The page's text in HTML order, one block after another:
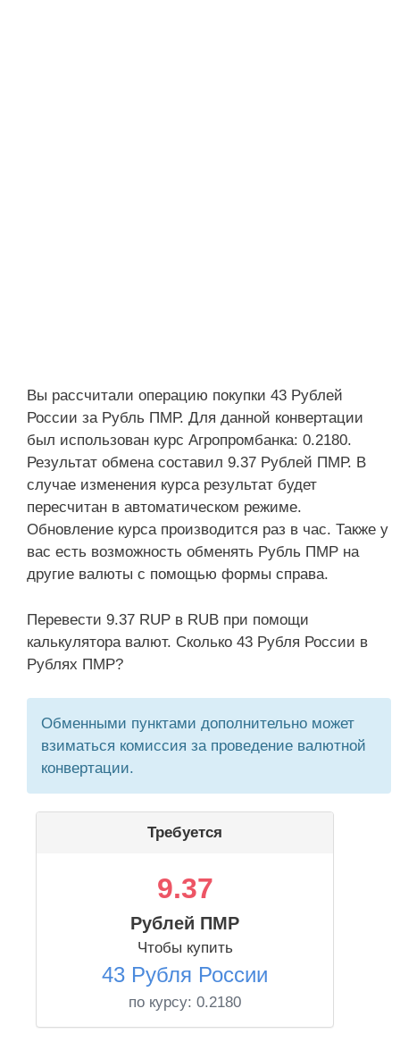
Вы рассчитали операцию покупки 43 Рублей
России за Рубль ПМР. Для данной конвертации
был использован курс Агропромбанка: 0.2180.
Результат обмена составил 9.37 Рублей ПМР. В
случае изменения курса результат будет
пересчитан в автоматическом режиме.
Обновление курса производится раз в час. Также у
вас есть возможность обменять Рубль ПМР на
другие валюты с помощью формы справа.
Перевести 9.37 RUP в RUB при помощи
калькулятора валют. Сколько 43 Рубля России в
Рублях ПМР?
Обменными пунктами дополнительно может
взиматься комиссия за проведение валютной
конвертации.
Требуется
9.37
Рублей ПМР
Чтобы купить
43 Рубля России
по курсу: 0.2180